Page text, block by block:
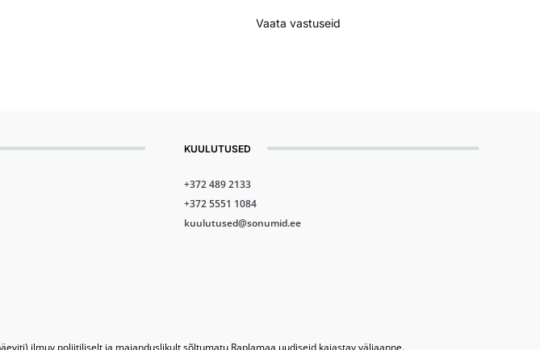
Vaata vastuseid
KUULUTUSED
+372 489 2133
+372 5551 1084
kuulutused@sonumid.ee
ilmuv poliitiliselt ja majanduslikult sõltumatu Raplamaa uudiseid kajastav väljaanne.